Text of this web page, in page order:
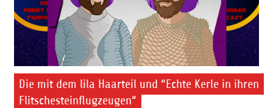
Die mit dem lila Haarteil und “Echte Kerle in ihren
Flitschesteinflugzeugen“